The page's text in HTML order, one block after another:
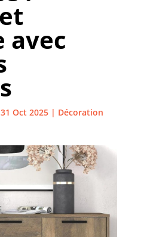
avec
31 Oct 2025| Décoration